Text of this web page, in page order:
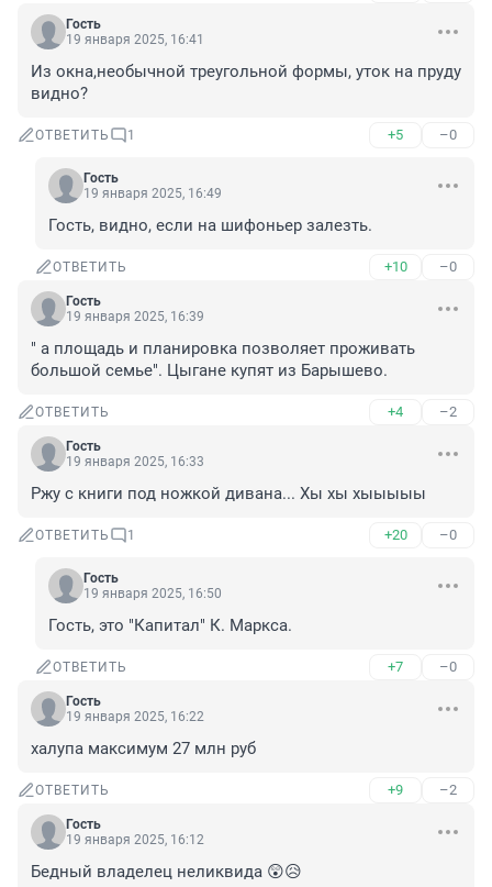
Гость
19 января 2025, 16:41
Из окна,необычной треугольной формы, уток на пруду
видно?
ОТВЕТИТЬ 1 +5 –0
Гость
19 января 2025, 16:49
Гость, видно, если на шифоньер залезть.
ОТВЕТИТЬ +10 –0
Гость
19 января 2025, 16:39
" а площадь и планировка позволяет проживать
большой семье". Цыгане купят из Барышево.
ОТВЕТИТЬ +4 –2
Гость
19 января 2025, 16:33
Ржу с книги под ножкой дивана... Хы хы хыыыыы
ОТВЕТИТЬ 1 +20 –0
Гость
19 января 2025, 16:50
Гость, это "Капитал" К. Маркса.
ОТВЕТИТЬ +7 –0
Гость
19 января 2025, 16:22
халупа максимум 27 млн руб
ОТВЕТИТЬ +9 –2
Гость
19 января 2025, 16:12
Бедный владелец неликвида 😲😥